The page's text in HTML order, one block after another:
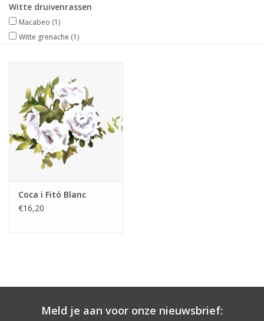
Witte druivenrassen
Macabeo (1)
Witte grenache (1)
Coca i Fitó Blanc
€16,20
Meld je aan voor onze nieuwsbrief: